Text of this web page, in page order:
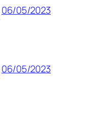
06/05/2023
06/05/2023